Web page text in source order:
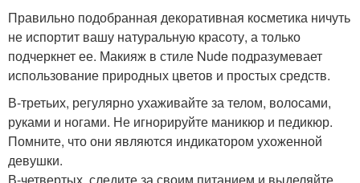
Правильно подобранная декоративная косметика ничуть
не испортит вашу натуральную красоту, а только
подчеркнет ее. Макияж в стиле Nude подразумевает
использование природных цветов и простых средств.
В-третьих, регулярно ухаживайте за телом, волосами,
руками и ногами. Не игнорируйте маникюр и педикюр.
Помните, что они являются индикатором ухоженной
девушки.